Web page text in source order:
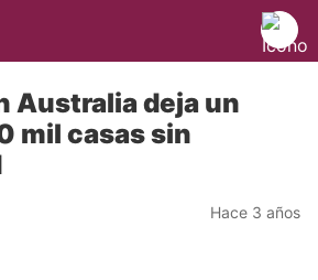
Australia deja un
mil casas sin
Hace 3 años